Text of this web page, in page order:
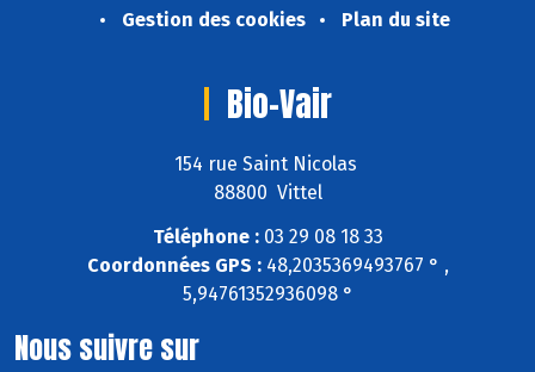
Gestion des cookies
Plan du site
Bio-Vair
154 rue Saint Nicolas
88800 Vittel
Téléphone :03 29 08 18 33
Coordonnées GPS :48,2035369493767 ° ,
5,94761352936098 °
Nous suivre sur